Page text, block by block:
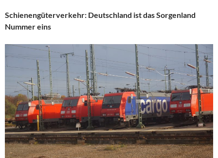
Schienengüterverkehr: Deutschland ist das Sorgenland
Nummer eins